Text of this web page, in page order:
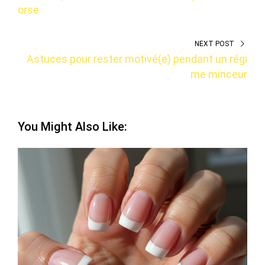
orse
NEXT POST
Astuces pour rester motivé(e) pendant un régi
me minceur
You Might Also Like: